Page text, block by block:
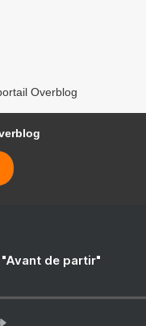
Overblog
de partir"